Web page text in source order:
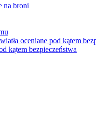
na broni
oceniane pod kątem
kątem bezpieczeństwa